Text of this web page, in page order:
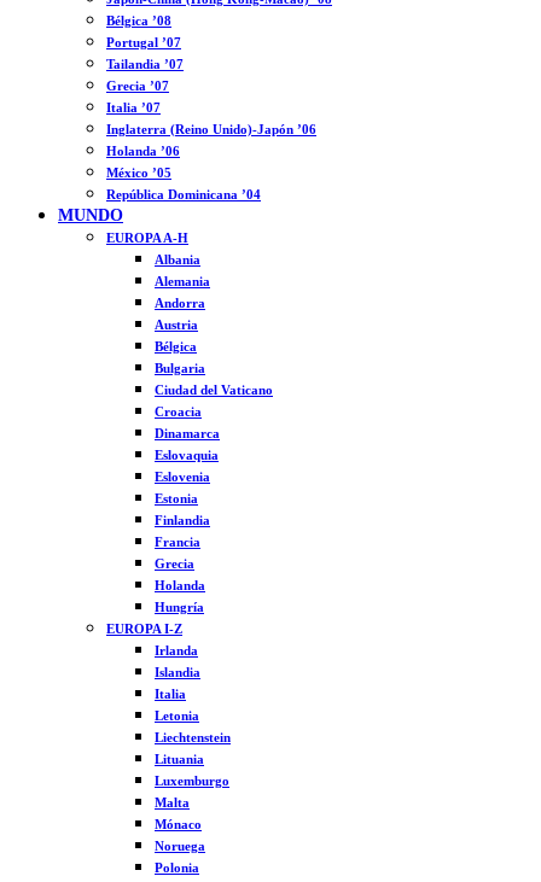
Bélgica ’08
Portugal ’07
Tailandia ’07
Grecia ’07
Italia ’07
Inglaterra (Reino Unido)-Japón ’06
Holanda ’06
México ’05
República Dominicana ’04
MUNDO
EUROPA A-H
Albania
Alemania
Andorra
Austria
Bélgica
Bulgaria
Ciudad del Vaticano
Croacia
Dinamarca
Eslovaquia
Eslovenia
Estonia
Finlandia
Francia
Grecia
Holanda
Hungría
EUROPA I-Z
Irlanda
Islandia
Italia
Letonia
Liechtenstein
Lituania
Luxemburgo
Malta
Mónaco
Noruega
Polonia